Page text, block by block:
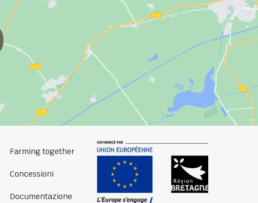
Farming together
Concessioni
Documentazione